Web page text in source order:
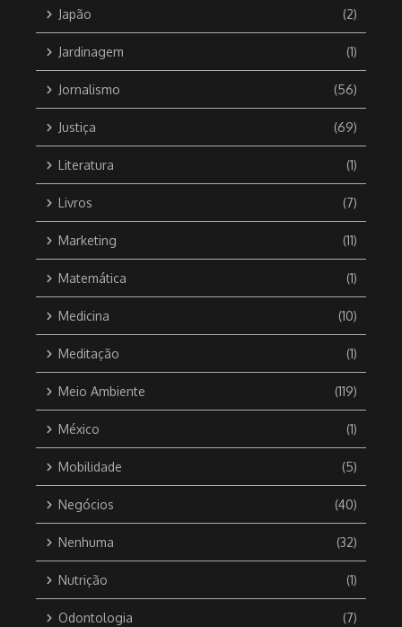
Japão (2)
Jardinagem (1)
Jornalismo (56)
Justiça (69)
Literatura (1)
Livros (7)
Marketing (11)
Matemática (1)
Medicina (10)
Meditação (1)
Meio Ambiente (119)
México (1)
Mobilidade (5)
Negócios (40)
Nenhuma (32)
Nutrição (1)
Odontologia (7)